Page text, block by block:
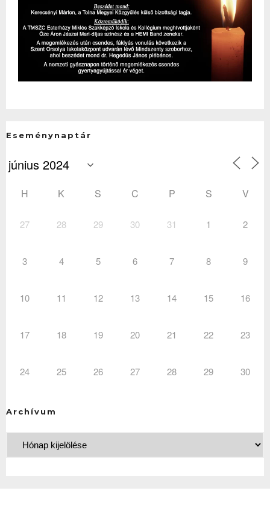
Eseménynaptár
H K S C P S V
27 28 29 30 31 1 2
3 4 5 6 7 8 9
10 11 12 13 14 15 16
17 18 19 20 21 22 23
24 25 26 27 28 29 30
Archívum